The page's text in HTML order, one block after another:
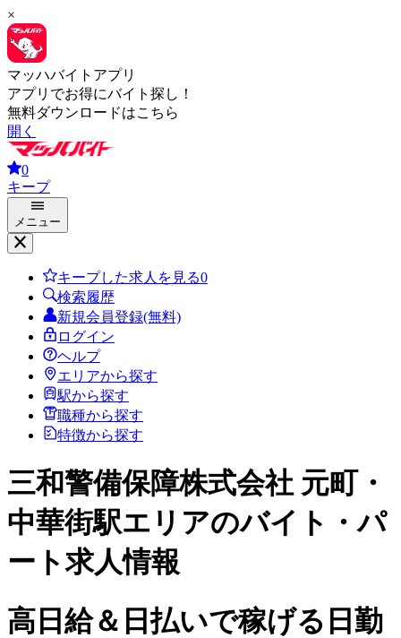
×
マッハバイトアプリ
アプリでお得にバイト探し！
無料ダウンロードはこちら
開く
0
キープ
メニュー
キープした求人を見る0
検索履歴
新規会員登録(無料)
ログイン
ヘルプ
エリアから探す
駅から探す
職種から探す
特徴から探す
三和警備保障株式会社 元町・
中華街駅エリアのバイト・パ
ート求人情報
高日給＆日払いで稼げる日勤